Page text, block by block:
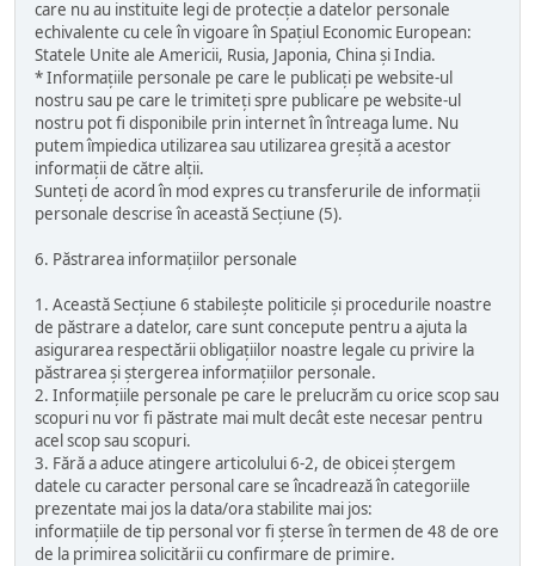
care nu au instituite legi de protecție a datelor personale
echivalente cu cele în vigoare în Spațiul Economic European:
Statele Unite ale Americii, Rusia, Japonia, China și India.
* Informațiile personale pe care le publicați pe website-ul
nostru sau pe care le trimiteți spre publicare pe website-ul
nostru pot fi disponibile prin internet în întreaga lume. Nu
putem împiedica utilizarea sau utilizarea greșită a acestor
informații de către alții.
Sunteți de acord în mod expres cu transferurile de informații
personale descrise în această Secțiune (5).
6. Păstrarea informațiilor personale
1. Această Secțiune 6 stabilește politicile și procedurile noastre
de păstrare a datelor, care sunt concepute pentru a ajuta la
asigurarea respectării obligațiilor noastre legale cu privire la
păstrarea și ștergerea informațiilor personale.
2. Informațiile personale pe care le prelucrăm cu orice scop sau
scopuri nu vor fi păstrate mai mult decât este necesar pentru
acel scop sau scopuri.
3. Fără a aduce atingere articolului 6-2, de obicei ștergem
datele cu caracter personal care se încadrează în categoriile
prezentate mai jos la data/ora stabilite mai jos:
informațiile de tip personal vor fi șterse în termen de 48 de ore
de la primirea solicitării cu confirmare de primire.